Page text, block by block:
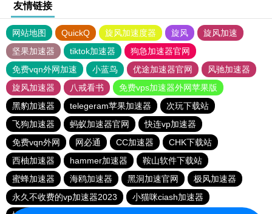
友情链接
网站地图 QuickQ 旋风加速度器 旋风
旋风加速
坚果加速器
tiktok加速器
狗急加速器官网
免费vqn外网加速
小蓝鸟 优途加速器官网
风驰加速器
旋风加速器
八戒看书
免费vps加速器外网苹果版
黑豹加速器
telegeram苹果加速器
次玩下载站
飞狗加速器
蚂蚁加速器官网
快连vp加速器
免费vqn外网
网必通 CC加速器
CHK下载站
西柚加速器
hammer加速器
鞍山软件下载站
蜜蜂加速器
海鸥加速器 黑洞加速官网
极风加速器
永久不收费的vp加速器2023
小猫咪ciash加速器